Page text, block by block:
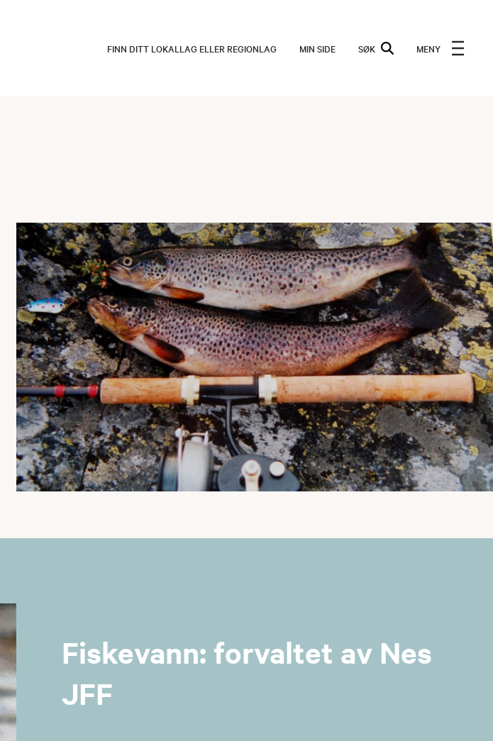
FINN DITT LOKALLAG ELLER REGIONLAG MIN SIDE SØK MENY
Fiskevann: forvaltet av Nes
JFF